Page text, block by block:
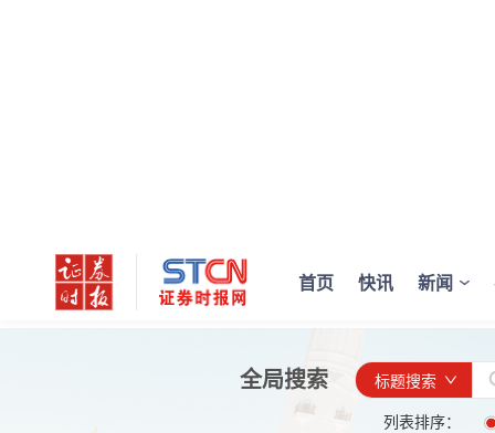
首页 快讯 新闻
全局搜索
标题搜索
列表排序：